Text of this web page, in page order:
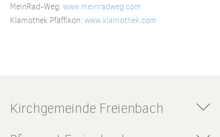
MeinRad-Weg: www.meinradweg.com
Klamothek Pfäffikon: www.klamothek.com
Kirchgemeinde Freienbach